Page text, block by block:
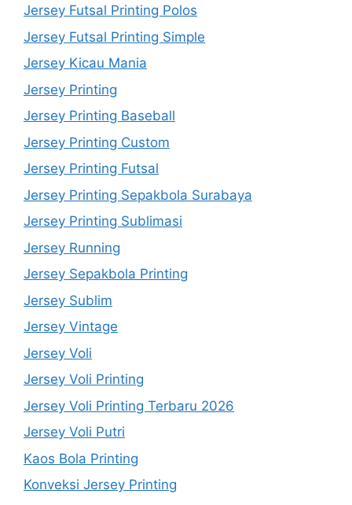
Jersey Futsal Printing Polos
Jersey Futsal Printing Simple
Jersey Kicau Mania
Jersey Printing
Jersey Printing Baseball
Jersey Printing Custom
Jersey Printing Futsal
Jersey Printing Sepakbola Surabaya
Jersey Printing Sublimasi
Jersey Running
Jersey Sepakbola Printing
Jersey Sublim
Jersey Vintage
Jersey Voli
Jersey Voli Printing
Jersey Voli Printing Terbaru 2026
Jersey Voli Putri
Kaos Bola Printing
Konveksi Jersey Printing